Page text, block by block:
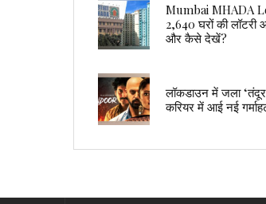
Mumbai MHADA
2,640 घरों की
और कैसे देखें?
लॉकडाउन में जला
करियर में आई नई